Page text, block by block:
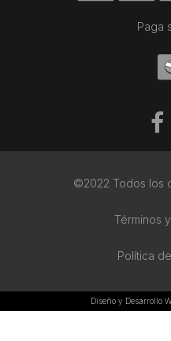
Paga
©2022 Todos los
Términos
Política
Diseño y Desarrollo